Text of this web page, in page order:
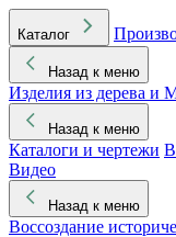
Каталог
Назад к меню
Изделия из дерева и
Назад к меню
Каталоги и чертежи
Видео
Назад к меню
Воссоздание